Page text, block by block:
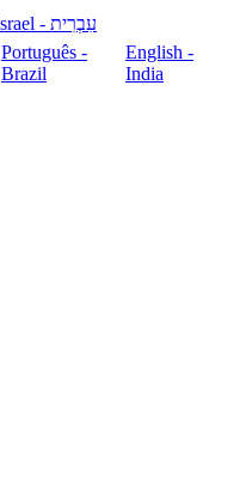
עִבְרִית - Israel
Português -
Brazil
English -
India